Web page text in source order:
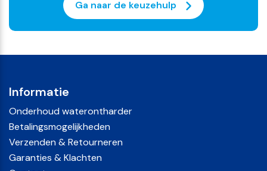
daarom logische aanvullingen getoond, zoals
harsreiniger
waterontharder: zout op tijd bijvullen en het systeem
Ga naar de keuzehulp
Informatie
Onderhoud waterontharder
Betalingsmogelijkheden
Verzenden & Retourneren
Garanties & Klachten